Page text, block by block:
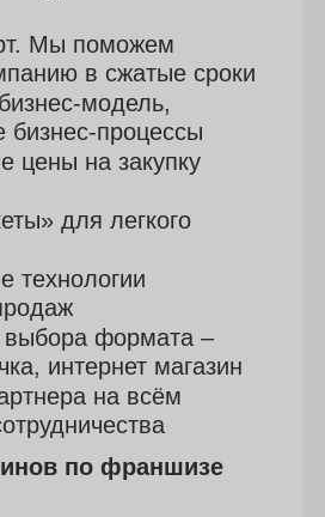
Мы поможем
в сжатые сроки
модель,
процессы
цены на закупку
для легкого
технологии
выбора формата –
интернет магазин
на всём
по франшизе